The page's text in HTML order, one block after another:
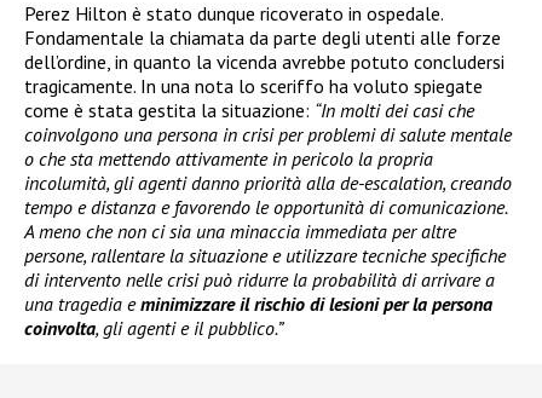
Perez Hilton è stato dunque ricoverato in ospedale.
Fondamentale la chiamata da parte degli utenti alle forze
dell’ordine, in quanto la vicenda avrebbe potuto concludersi
tragicamente. In una nota lo sceriffo ha voluto spiegate
come è stata gestita la situazione: “In molti dei casi che
coinvolgono una persona in crisi per problemi di salute mentale
o che sta mettendo attivamente in pericolo la propria
incolumità, gli agenti danno priorità alla de-escalation, creando
tempo e distanza e favorendo le opportunità di comunicazione.
A meno che non ci sia una minaccia immediata per altre
persone, rallentare la situazione e utilizzare tecniche specifiche
di intervento nelle crisi può ridurre la probabilità di arrivare a
una tragedia eminimizzare il rischio di lesioni per la persona
coinvolta, gli agenti e il pubblico.”